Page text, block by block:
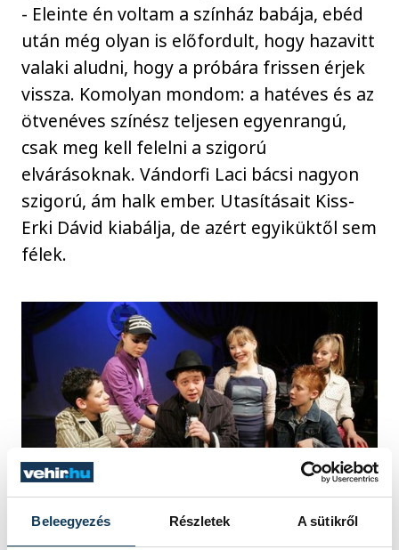
Beleegyezés Részletek A sütikről
- Eleinte én voltam a színház babája, ebéd
után még olyan is előfordult, hogy hazavitt
valaki aludni, hogy a próbára frissen érjek
vissza. Komolyan mondom: a hatéves és az
ötvenéves színész teljesen egyenrangú,
csak meg kell felelni a szigorú
elvárásoknak. Vándorfi Laci bácsi nagyon
szigorú, ám halk ember. Utasításait Kiss-
Erki Dávid kiabálja, de azért egyiküktől sem
félek.